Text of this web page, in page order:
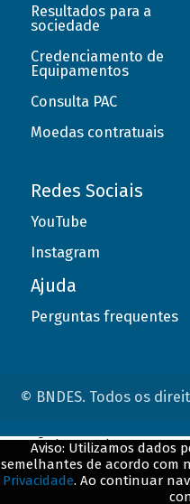
Resultados para a
sociedade
Credenciamento de
Equipamentos
Consulta PAC
Moedas contratuais
Redes Sociais
YouTube
Instagram
Ajuda
Perguntas frequentes
© BNDES. Todos os
Aviso: Utilizamos dados
semelhantes de acordo com
Privacidade. Ao continuar
ConteÃºdo complementar
${title}${badge}